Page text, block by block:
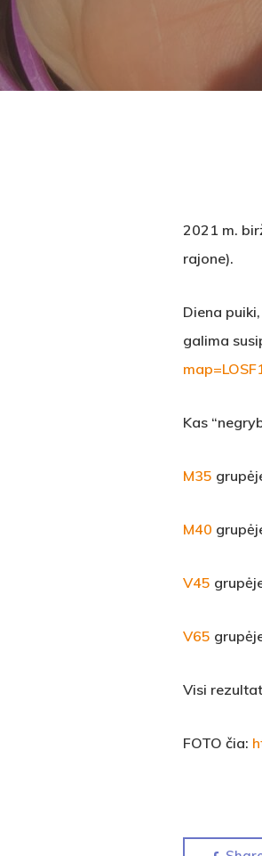
2021 m.
rajone).
Diena
galima
Kas
M35
M40
V45
V65
Visi
FOTO čia: